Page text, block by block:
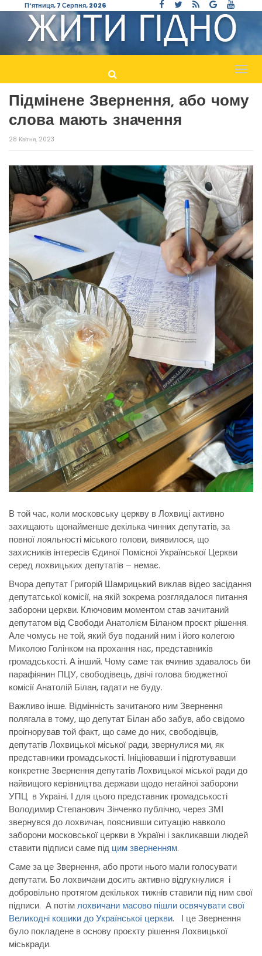
П’ятниця, 7 Серпня, 2026
Підмінене Звернення, або чому
слова мають значення
28 Квітня, 2023
В той час, коли московську церкву в Лохвиці активно
захищають щонайменше декілька чинних депутатів, за
повної лояльності міського голови, виявилося, що
захисників інтересів Єдиної Помісної Української Церкви
серед лохвицьких депутатів – немає.
Вчора депутат Григорій Шамрицький виклав відео засідання
депутатської комісії, на якій зокрема розглядалося питання
заборони церкви. Ключовим моментом став зачитаний
депутатом від Свободи Анатолієм Біланом проєкт рішення.
Але чомусь не той, який був поданий ним і його колегою
Миколою Голінком на прохання нас, представників
громадськості. А інший. Чому саме так вчинив здавалось би
парафіянин ПЦУ, свободівець, двічі голова бюджетної
комісії Анатолій Білан, гадати не буду.
Важливо інше. Відмінність зачитаного ним Звернення
полягала в тому, що депутат Білан або забув, або свідомо
проігнорував той факт, що саме до них, свободівців,
депутатів Лохвицької міської ради, звернулися ми, як
представники громадськості. Ініціювавши і підготувавши
конкретне Звернення депутатів Лохвицької міської ради до
найвищого керівництва держави щодо негайної заборони
УПЦ в Україні. І для цього представник громадськості
Володимир Степанович Зінченко публічно, через ЗМІ
звернувся до лохвичан, пояснивши ситуацію навколо
заборони московської церкви в Україні і закликавши людей
ставити підписи саме під цим зверненням.
Саме за це Звернення, або проти нього мали голосувати
депутати. Бо лохвичани досить активно відгукнулися і
добровільно протягом декількох тижнів ставили під ним свої
підписи. А потімлохвичани масово пішли освячувати свої
Великодні кошики до Української церкви. І це Звернення
було покладене в основу проєкту рішення Лохвицької
міськради.